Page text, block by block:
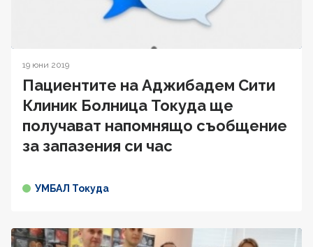
19 юни 2019
Пациентите на Аджибадем Сити
Клиник Болница Токуда ще
получават напомнящо съобщение
за запазения си час
УМБАЛ Токуда